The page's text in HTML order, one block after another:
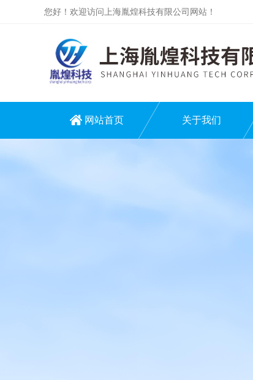
您好！欢迎访问上海胤煌科技有限公司网站！
网站首页 关于我们